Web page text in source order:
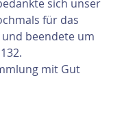
sich unser
für das
beendete um
mit Gut